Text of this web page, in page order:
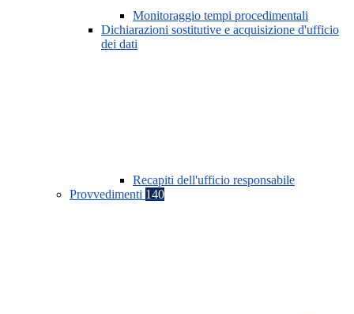
Monitoraggio tempi procedimentali
Dichiarazioni sostitutive e acquisizione d'ufficio
dei dati
Recapiti dell'ufficio responsabile
Provvedimenti 140